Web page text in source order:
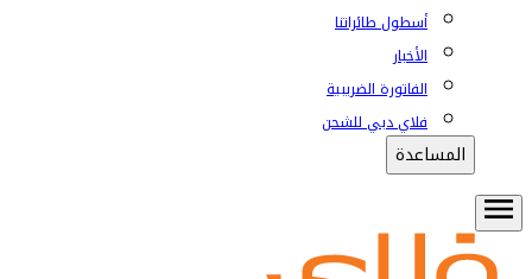
أسطول طائراتنا
الأخبار
الفاتورة الضريبية
فلاي دبي للشحن
المساعدة